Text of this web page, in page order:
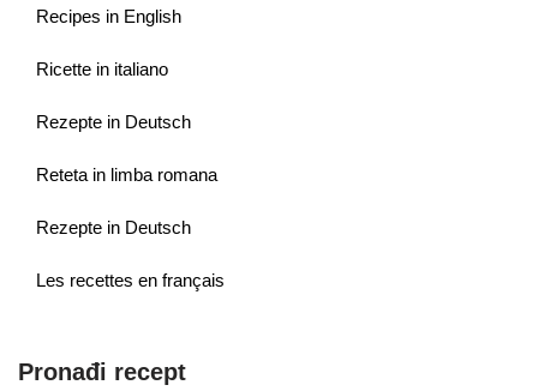
Recipes in English
Ricette in italiano
Rezepte in Deutsch
Reteta in limba romana
Rezepte in Deutsch
Les recettes en français
Pronađi recept